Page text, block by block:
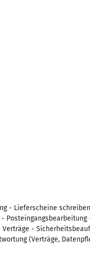
- Lieferscheine
Posteingangsbearbeitung
-
(Verträge,